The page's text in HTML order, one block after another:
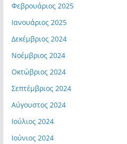
Φεβρουάριος 2025
Ιανουάριος 2025
Δεκέμβριος 2024
Νοέμβριος 2024
Οκτώβριος 2024
Σεπτέμβριος 2024
Αύγουστος 2024
Ιούλιος 2024
Ιούνιος 2024